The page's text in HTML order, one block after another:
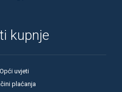
kupnje
Opći uvjeti
plaćanja